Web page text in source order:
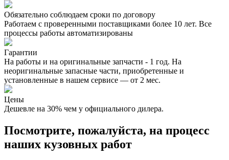
Обязательно соблюдаем сроки по договору
Работаем с проверенными поставщиками более 10 лет. Все
процессы работы автоматизированы
Гарантии
На работы и на оригинальные запчасти - 1 год. На
неоригинальные запасные части, приобретенные и
установленные в нашем сервисе — от 2 мес.
Цены
Дешевле на 30% чем у официального дилера.
Посмотрите, пожалуйста, на процесс
наших кузовных работ